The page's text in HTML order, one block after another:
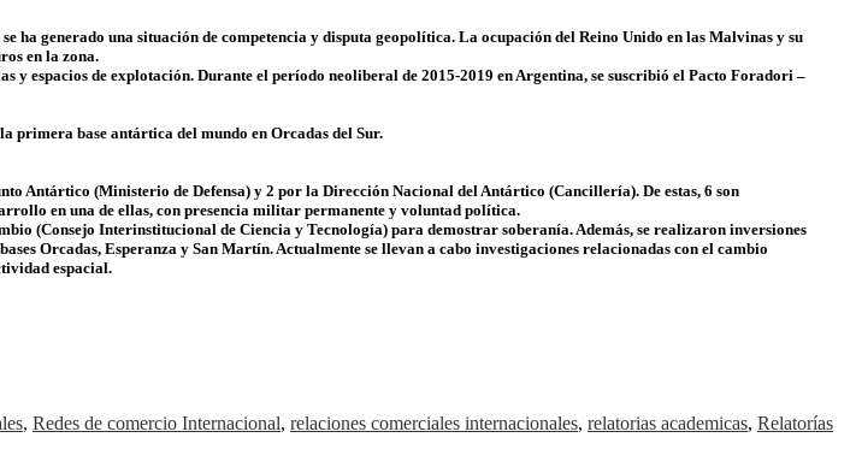
ha generado una situación de competencia y disputa geopolítica. La ocupación del Reino Unido en las Malvinas y su
en la zona.
espacios de explotación. Durante el período neoliberal de 2015-2019 en Argentina, se suscribió el Pacto Foradori –
primera base antártica del mundo en Orcadas del Sur.
Antártico (Ministerio de Defensa) y 2 por la Dirección Nacional del Antártico (Cancillería). De estas, 6 son
en una de ellas, con presencia militar permanente y voluntad política.
(Consejo Interinstitucional de Ciencia y Tecnología) para demostrar soberanía. Además, se realizaron inversiones
Orcadas, Esperanza y San Martín. Actualmente se llevan a cabo investigaciones relacionadas con el cambio
espacial.
, Redes de comercio Internacional, relaciones comerciales internacionales, relatorias academicas, Relatorías